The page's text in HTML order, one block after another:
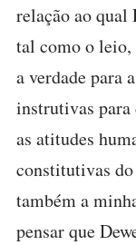
relação ao qual
tal como o leio,
a verdade para
instrutivas para
as atitudes
constitutivas
também a
pensar que